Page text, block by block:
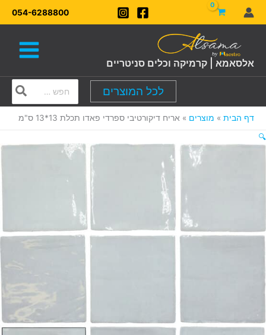
דילוג
לתוכן
054-6288800
אלסאמא | קרמיקה וכלים סניטריים
לכל המוצרים
for:
דף הבית מוצרים
אריח דיקורטיבי ספרדי פאדו תכלת 13*13 ס"מ
🔍